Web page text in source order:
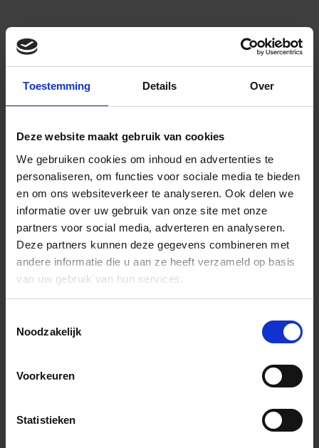
Toestemming Details Over
Deze website maakt gebruik van cookies
We gebruiken cookies om inhoud en advertenties te
personaliseren, om functies voor sociale media te bieden
en om ons websiteverkeer te analyseren. Ook delen we
informatie over uw gebruik van onze site met onze
partners voor social media, adverteren en analyseren.
Deze partners kunnen deze gegevens combineren met
andere informatie die u aan ze heeft verzameld op basis
van uw gebruik van hun services.
Noodzakelijk
Voorkeuren
Statistieken